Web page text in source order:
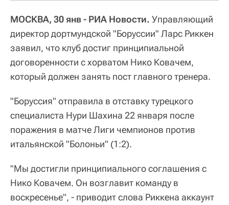
МОСКВА, 30 янв - РИА Новости. Управляющий
директор дортмундской "Боруссии" Ларс Риккен
заявил, что клуб достиг принципиальной
договоренности с хорватом Нико Ковачем,
который должен занять пост главного тренера.
"Боруссия" отправила в отставку турецкого
специалиста Нури Шахина 22 января после
поражения в матче Лиги чемпионов против
итальянской "Болоньи" (1:2).
"Мы достигли принципиального соглашения с
Нико Ковачем. Он возглавит команду в
воскресенье", - приводит слова Риккена аккаунт